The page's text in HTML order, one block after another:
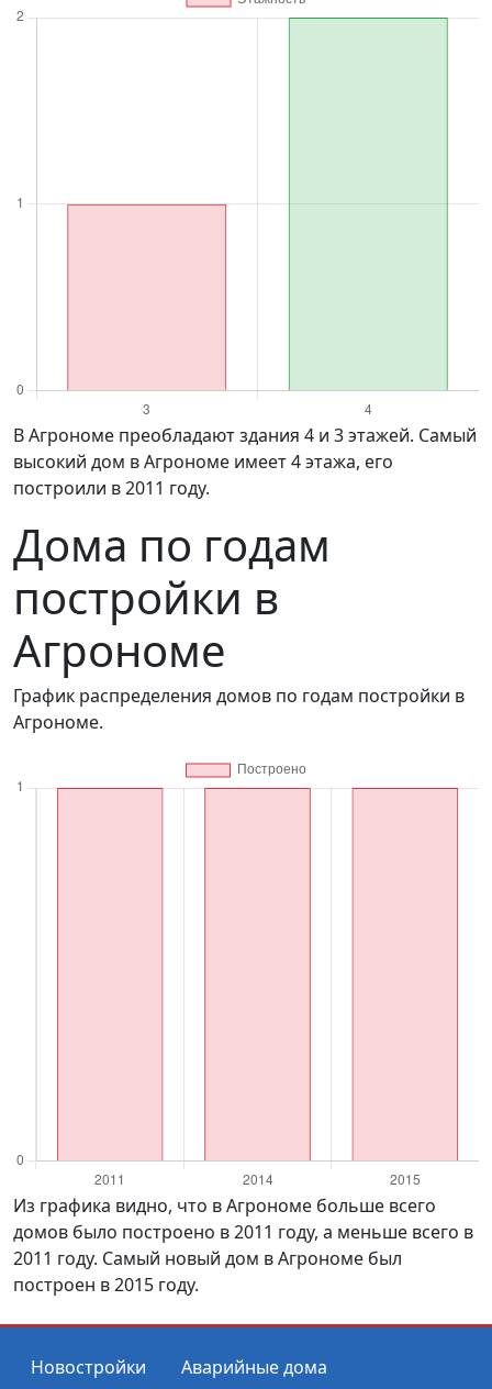
в Агрономе преобладают здания 4 и 3 этажей. Самый
высокий дом в Агрономе имеет 4 этажа, его
построили в 2011 году.
Дома по годам
постройки в
Агрономе
График распределения домов по годам постройки в
Агрономе.
Из графика видно, что в Агрономе больше всего
домов было построено в 2011 году, а меньше всего в
2011 году. Самый новый дом в Агрономе был
построен в 2015 году.
Новостройки Аварийные дома